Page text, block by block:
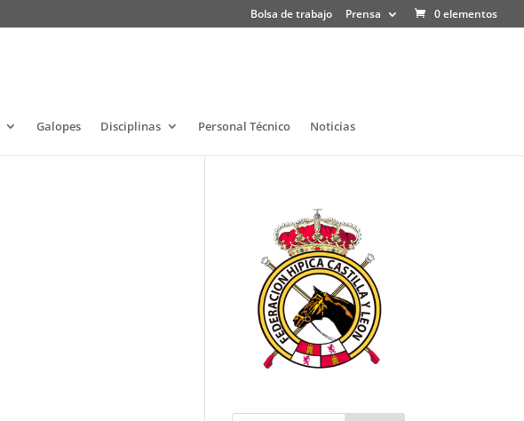
Bolsa de trabajo Prensa 0 elementos
Galopes Disciplinas Personal Técnico Noticias